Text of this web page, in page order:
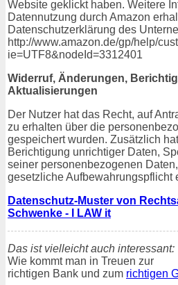
Website geklickt haben. Weitere
Datennutzung durch Amazon
Datenschutzerklärung des
http://www.amazon.de/gp/help/
ie=UTF8&nodeId=3312401
Widerruf, Änderungen,
Aktualisierungen
Der Nutzer hat das Recht, auf
zu erhalten über die
gespeichert wurden. Zusätzlich
Berichtigung unrichtiger Daten,
seiner personenbezogenen
gesetzliche Aufbewahrungspflicht
Datenschutz-Muster von
Schwenke - I LAW it
Das ist vielleicht auch interessant:
Wie kommt man in Treuen zur
richtigen Bank und zum richtigen